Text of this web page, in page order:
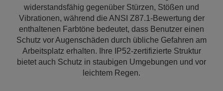
widerstandsfähig gegenüber Stürzen, Stößen und
Vibrationen, während die ANSI Z87.1-Bewertung der
enthaltenen Farbtöne bedeutet, dass Benutzer einen
Schutz vor Augenschäden durch übliche Gefahren am
Arbeitsplatz erhalten. Ihre IP52-zertifizierte Struktur
bietet auch Schutz in staubigen Umgebungen und vor
leichtem Regen.